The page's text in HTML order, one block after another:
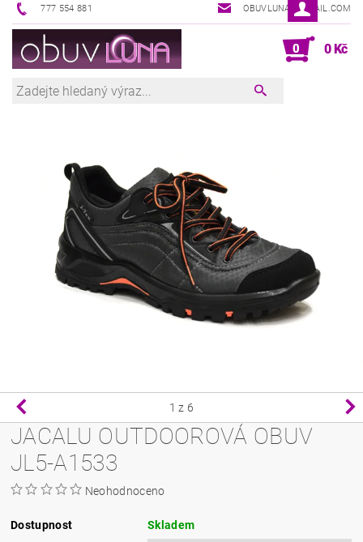
777 554 881 OBUVLUNA@GMAIL.COM
0 0 Kč
1 z 6
JACALU OUTDOOROVÁ OBUV
JL5-A1533
Neohodnoceno
Dostupnost
Skladem